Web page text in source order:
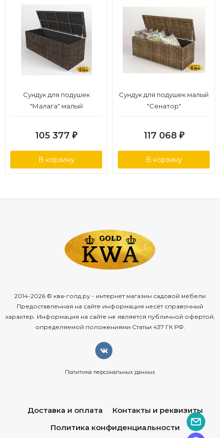
Сундук для подушек
"Малага" малый
105 377 ₽
В корзину
Сундук для подушек малый
"Сенатор"
117 068 ₽
В корзину
2014-2026 © ква-голд.ру - интернет магазин садовой мебели
Предоставленная на сайте информация несёт справочный
характер. Информация на сайте не является публичной офертой,
определяемой положениями Статьи 437 ГК РФ.
Политика персональных данных
Доставка и оплата
Контакты и реквизиты
Политика конфиденциальности